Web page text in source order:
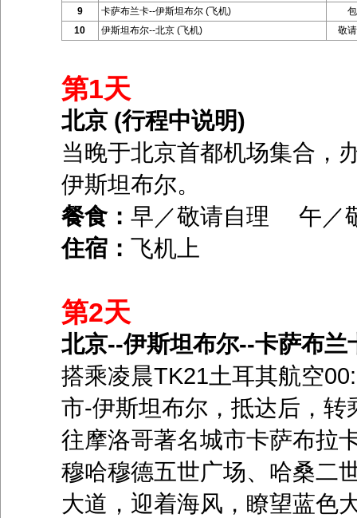
9
卡萨布兰卡--伊斯坦布尔 (飞机)
10
伊斯坦布尔--北京 (飞机) 敬
第1天
北京 (行程中说明)
当晚于北京首都机场集合，
伊斯坦布尔。
餐食： 早／敬请自理 午
住宿： 飞机上
第2天
北京--伊斯坦布尔--卡萨布兰
搭乘凌晨TK21土耳其航空
市-伊斯坦布尔，抵达后，
往摩洛哥著名城市卡萨布拉
穆哈穆德五世广场、哈桑二
大道，迎着海风，瞭望蓝色